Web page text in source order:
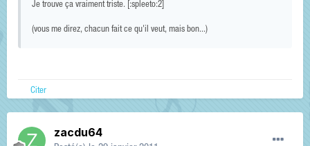
Je trouve ça vraiment triste. [:spleeto:2]
(vous me direz, chacun fait ce qu'il veut, mais bon...)
Citer
zacdu64